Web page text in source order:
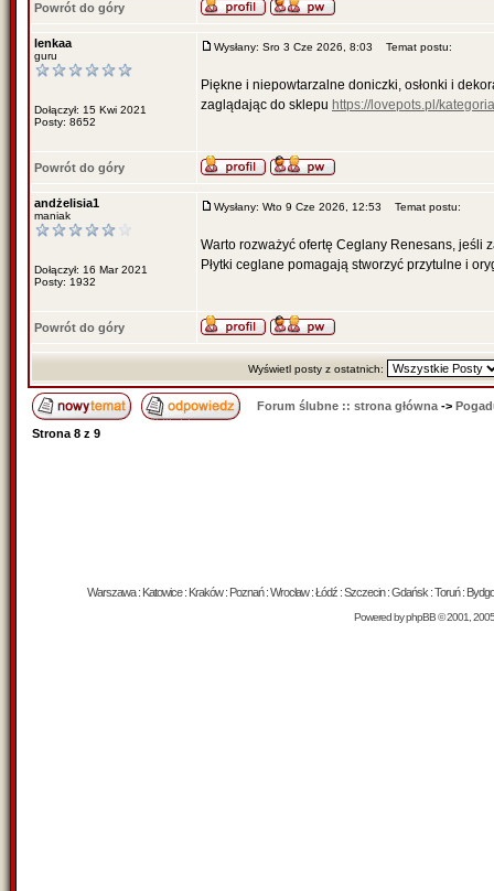
Powrót do góry
lenkaa
guru
Dołączył: 15 Kwi 2021
Posty: 8652
Wysłany: Sro 3 Cze 2026, 8:03 Temat postu:
Piękne i niepowtarzalne doniczki, osłonki i
zaglądając do sklepu https://lovepots.pl/
Powrót do góry
andżelisia1
maniak
Dołączył: 16 Mar 2021
Posty: 1932
Wysłany: Wto 9 Cze 2026, 12:53 Temat postu:
Warto rozważyć ofertę Ceglany Renesans, jeśli
Płytki ceglane pomagają stworzyć przytulne i
Powrót do góry
Wyświetl posty z ostatnich:
Forum ślubne :: strona główna ->
Strona 8 z 9
Warszawa : Katowice : Kraków : Poznań : Wrocław : Łódź : Szczecin : Gdańsk : Toruń :
Powered byphpBB© 2001,